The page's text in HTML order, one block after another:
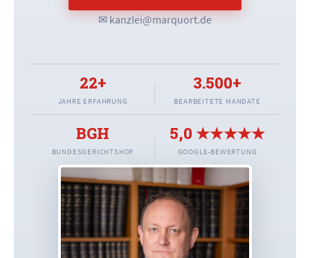
✉ kanzlei@marquort.de
22+
JAHRE ERFAHRUNG
3.500+
BEARBEITETE MANDATE
BGH
BUNDESGERICHTSHOF
5,0 ★★★★★
GOOGLE-BEWERTUNG